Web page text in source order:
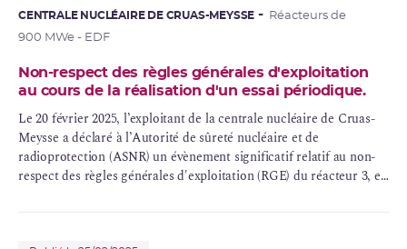
CENTRALE NUCLÉAIRE DE CRUAS-MEYSSE
Réacteurs de
900 MWe - EDF
Non-respect des règles générales d'exploitation
au cours de la réalisation d'un essai périodique.
Le 20 février 2025, l’exploitant de la centrale nucléaire de Cruas-
Meysse a déclaré à l’Autorité de sûreté nucléaire et de
radioprotection (ASNR) un évènement significatif relatif au non-
respect des règles générales d'exploitation (RGE) du réacteur 3, en